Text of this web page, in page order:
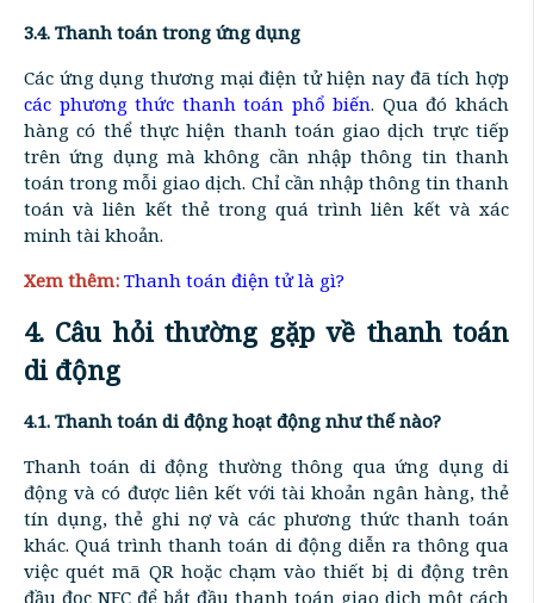
3.4. Thanh toán trong ứng dụng
Các ứng dụng thương mại điện tử hiện nay đã tích hợp
các phương thức thanh toán phổ biến. Qua đó khách
hàng có thể thực hiện thanh toán giao dịch trực tiếp
trên ứng dụng mà không cần nhập thông tin thanh
toán trong mỗi giao dịch. Chỉ cần nhập thông tin thanh
toán và liên kết thẻ trong quá trình liên kết và xác
minh tài khoản.
Xem thêm: Thanh toán điện tử là gì?
4. Câu hỏi thường gặp về thanh toán
di động
4.1. Thanh toán di động hoạt động như thế nào?
Thanh toán di động thường thông qua ứng dụng di
động và có được liên kết với tài khoản ngân hàng, thẻ
tín dụng, thẻ ghi nợ và các phương thức thanh toán
khác. Quá trình thanh toán di động diễn ra thông qua
việc quét mã QR hoặc chạm vào thiết bị di động trên
đầu đọc NFC để bắt đầu thanh toán giao dịch một cách